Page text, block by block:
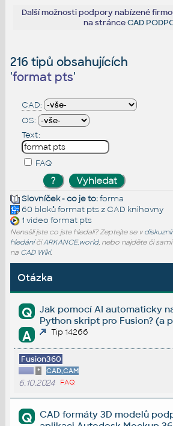
Další možnosti podpory nabízené
na stránceCAD
216 tipů obsahujících
'format pts'
CAD:
OS:
Text:
FAQ
Slovníček - co je to:forma
60 blokůformat ptsz CAD knihovny
1 video format pts
Nenašli jste co jste hledali? Zeptejte se v
hledáníčiARKANCE.world, nebo najděte či
na CAD Wiki.
Otázka
Q
Jak pomocí AI automaticky
Python skript pro Fusion? (a
A Tip 14266
Fusion360
* CAD,CAM
6.10.2024 FAQ
Q
CAD formáty 3D modelů